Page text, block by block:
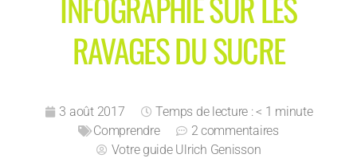
RAVAGES DU SUCRE
3 août 2017
Temps de lecture : < 1 minute
Comprendre
2 commentaires
Votre guideUlrich Genisson